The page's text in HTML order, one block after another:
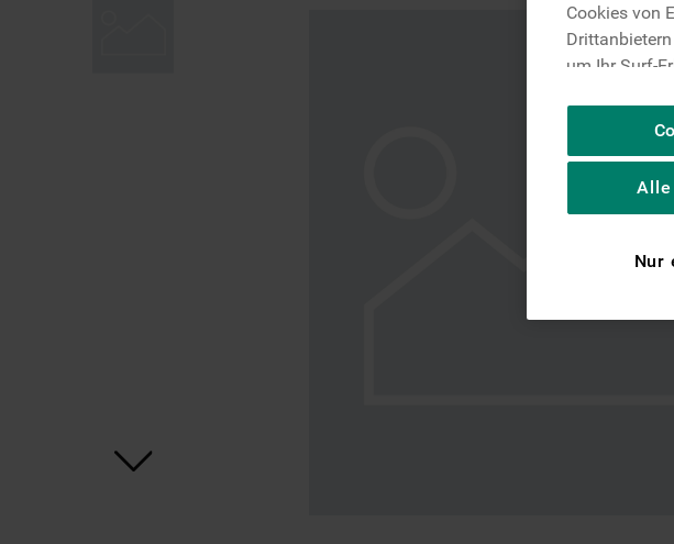
Cookies von
um Ihr Surf-
um die
basierend auf
spezifische
Plattformen,
Nur
Alle